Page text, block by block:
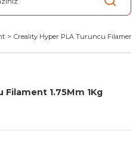
Creality Hyper PLA Turuncu Filament
1.75Mm 1Kg